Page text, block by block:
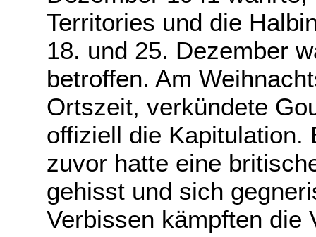
Territories und die
18. und 25. Dezember
betroffen. Am
Ortszeit, verkündete
offiziell die Kapitulation.
zuvor hatte eine
gehisst und sich
Verbissen kämpften die